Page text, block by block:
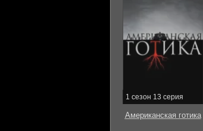
1 сезон 13 серия
Американская готика